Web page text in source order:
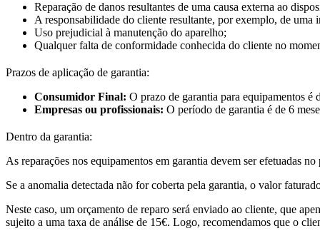
Reparação de danos resultantes de uma causa externa ao
A responsabilidade do cliente resultante, por exemplo, de
Uso prejudicial à manutenção do aparelho;
Qualquer falta de conformidade conhecida do cliente no
Prazos de aplicação de garantia:
Consumidor Final: O prazo de garantia para equipamentos é
Empresas ou profissionais: O período de garantia é de 6
Dentro da garantia:
As reparações nos equipamentos em garantia devem ser efetuadas
Se a anomalia detectada não for coberta pela garantia, o valor
Neste caso, um orçamento de reparo será enviado ao cliente, que
sujeito a uma taxa de análise de 15€. Logo, recomendamos que o